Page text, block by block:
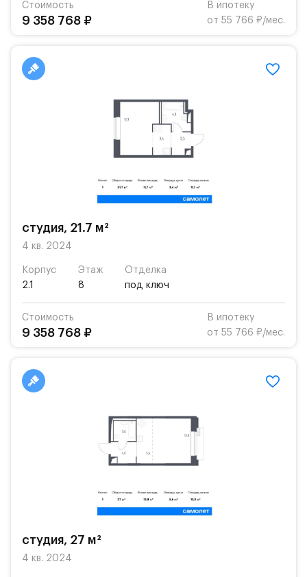
Стоимость
9 358 768 ₽
В ипотеку
от 55 766 ₽/мес.
студия, 21.7 м²
4 кв. 2024
Корпус
2.1
Этаж
8
Отделка
под ключ
Стоимость
9 358 768 ₽
В ипотеку
от 55 766 ₽/мес.
студия, 27 м²
4 кв. 2024